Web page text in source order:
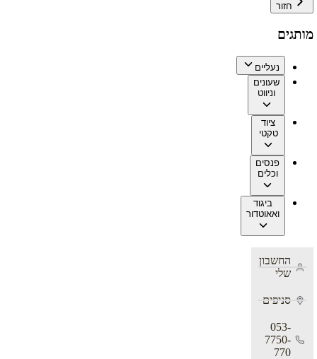
חזור
מותגים
נעליים
שעונים
וניווט
ציוד
טקטי
פנסים
וכלים
ביגוד
ואאוטדור
החשבון
שלי
סניפים
053-
7750-
770